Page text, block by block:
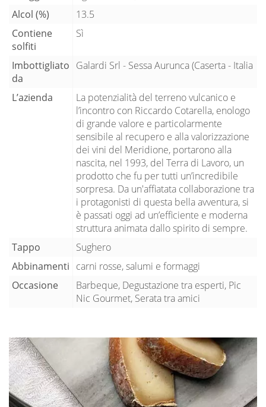
Alcol (%)
13.5
Contiene
solfiti
Sì
Imbottigliato
da
Galardi Srl - Sessa Aurunca (Caserta - Italia
L’azienda
La potenzialità del terreno vulcanico e
l’incontro con Riccardo Cotarella, enologo
di grande valore e particolarmente
sensibile al recupero e alla valorizzazione
dei vini del Meridione, portarono alla
nascita, nel 1993, del Terra di Lavoro, un
prodotto che fu per tutti un’incredibile
sorpresa. Da un'affiatata collaborazione tra
i protagonisti di questa bella avventura, si
è passati oggi ad un’efficiente e moderna
struttura animata dallo spirito di sempre.
Tappo
Sughero
Abbinamenti carni rosse, salumi e formaggi
Occasione
Barbeque, Degustazione tra esperti, Pic
Nic Gourmet, Serata tra amici